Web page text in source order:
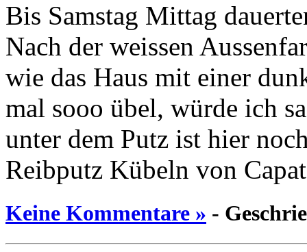
Bis Samstag Mittag
Nach der weissen
wie das Haus mit einer
mal sooo übel, würde ich
unter dem Putz ist hier
Reibputz Kübeln von
Keine Kommentare » -